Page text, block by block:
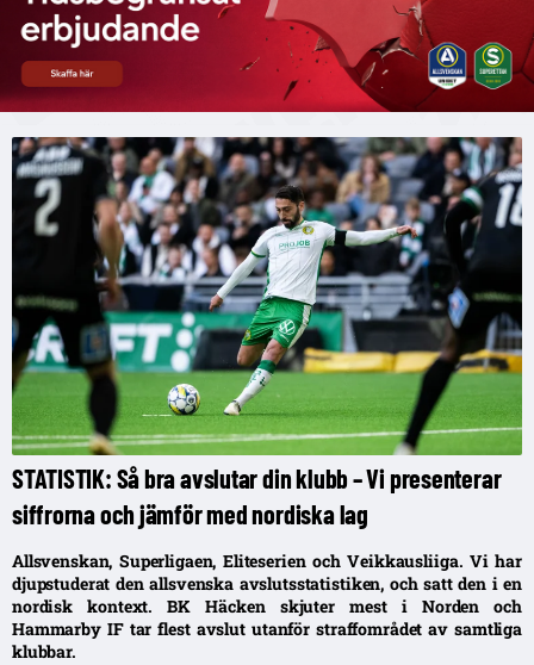
STATISTIK: Så bra avslutar din klubb – Vi presenterar
siffrorna och jämför med nordiska lag
Allsvenskan, Superligaen, Eliteserien och Veikkausliiga. Vi har
djupstuderat den allsvenska avslutsstatistiken, och satt den i en
nordisk kontext. BK Häcken skjuter mest i Norden och
Hammarby IF tar flest avslut utanför straffområdet av samtliga
klubbar.